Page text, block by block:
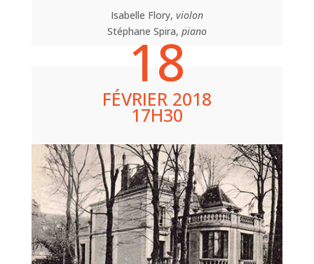
Isabelle Flory, violon
Stéphane Spira, piano
18
FÉVRIER 2018
17H30